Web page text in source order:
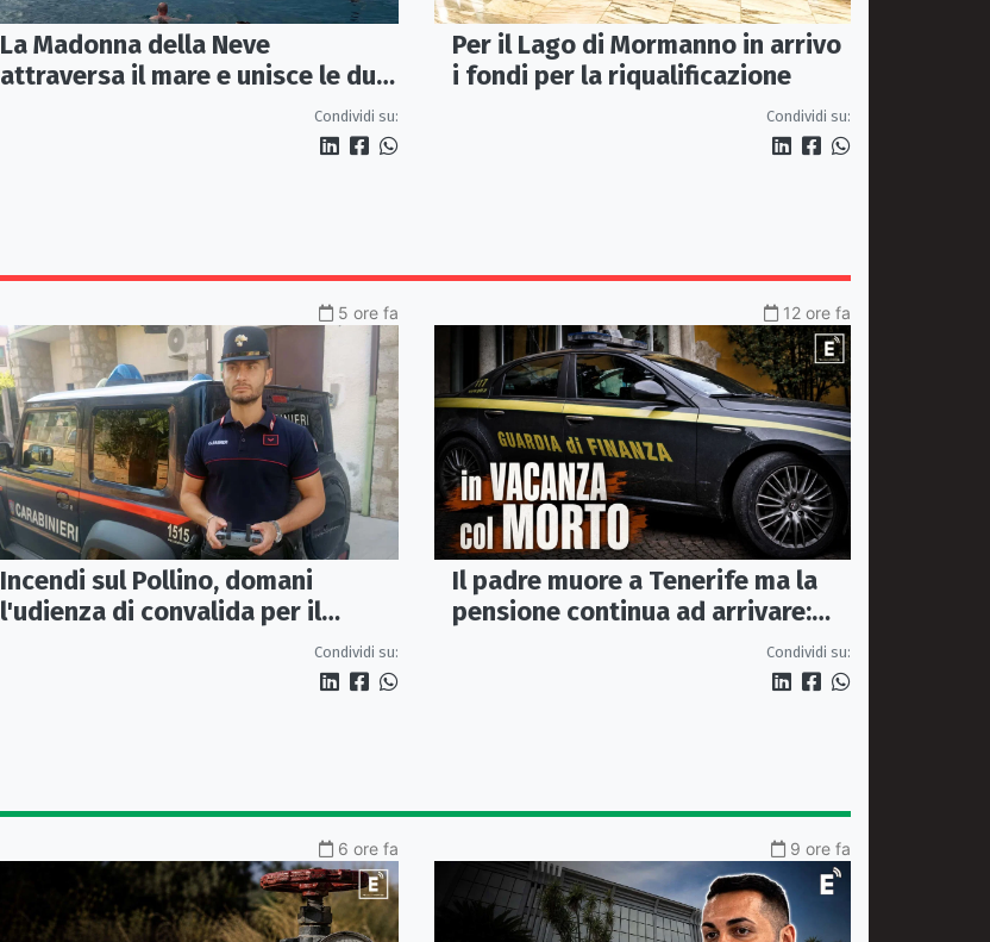
La Madonna della Neve
attraversa il mare e unisce le due
Condividi su:
Per il Lago di Mormanno in arrivo
i fondi per la riqualificazione
Condividi su:
5 ore fa
Incendi sul Pollino, domani
l'udienza di convalida per il
presunto piromane: il PM ha
chiesto la misura in carcere
Condividi su:
12 ore fa
Il padre muore a Tenerife ma la
pensione continua ad arrivare:
Condividi su:
6 ore fa 9 ore fa